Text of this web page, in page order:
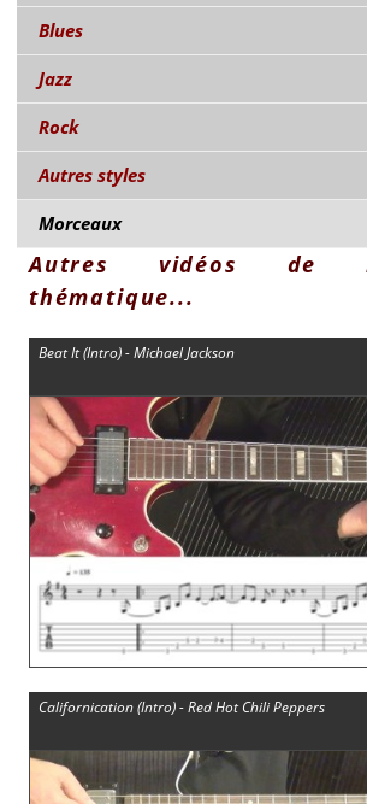
Blues
Jazz
Rock
Autres styles
Morceaux
Autres vidéos de
thématique...
Beat It (Intro) - Michael Jackson
Californication (Intro) - Red Hot Chili Peppers